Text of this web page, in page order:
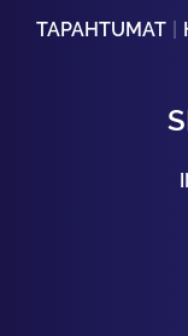
TAPAHTUMAT